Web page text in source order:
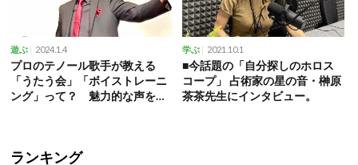
遊ぶ 2024.1.4
プロのテノール歌手が教える
「うたう会」「ボイストレーニ
ング」って？ 魅力的な声を手
学ぶ 2021.10.1
■今話題の「自分探しのホロス
コープ」 占術家の星の音・榊原
茶茶先生にインタビュー。
ランキング